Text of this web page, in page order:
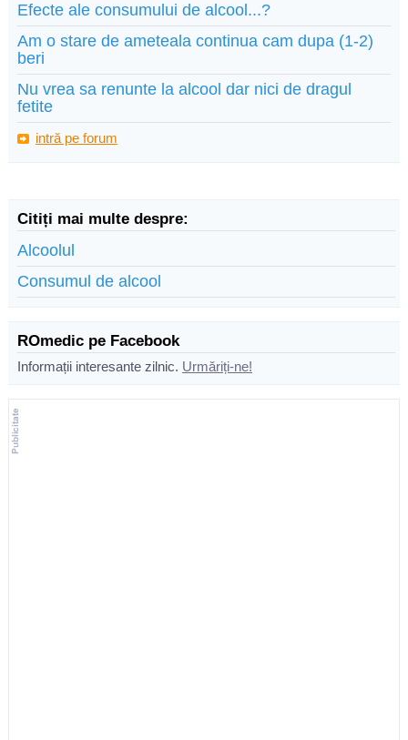
Efecte ale consumului de alcool...?
Am o stare de ameteala continua cam dupa (1-2)
beri
Nu vrea sa renunte la alcool dar nici de dragul
fetite
intră pe forum
Citiți mai multe despre:
Alcoolul
Consumul de alcool
ROmedic pe Facebook
Informații interesante zilnic. Urmăriți-ne!